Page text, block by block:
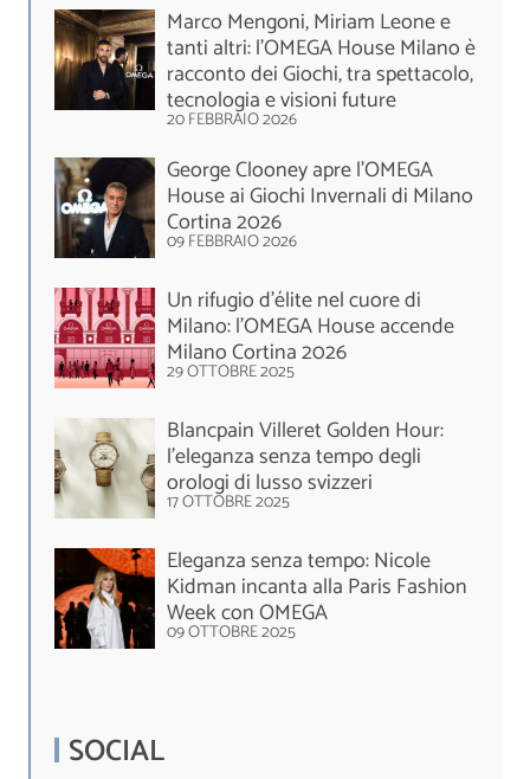
Marco Mengoni, Miriam Leone e
tanti altri: l’OMEGA House Milano è
racconto dei Giochi, tra spettacolo,
tecnologia e visioni future
20 FEBBRAIO 2026
George Clooney apre l’OMEGA
House ai Giochi Invernali di Milano
Cortina 2026
09 FEBBRAIO 2026
Un rifugio d’élite nel cuore di
Milano: l’OMEGA House accende
Milano Cortina 2026
29 OTTOBRE 2025
Blancpain Villeret Golden Hour:
l’eleganza senza tempo degli
orologi di lusso svizzeri
17 OTTOBRE 2025
Eleganza senza tempo: Nicole
Kidman incanta alla Paris Fashion
Week con OMEGA
09 OTTOBRE 2025
SOCIAL